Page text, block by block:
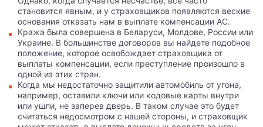
становится явным, и у страховщиков появляются веские
основания отказать нам в выплате компенсации AC.
Кража была совершена в Беларуси, Молдове, России или
Украине. В большинстве договоров вы найдете подобное
положение, которое освобождает страховщика от
выплаты компенсации, если преступление произошло в
одной из этих стран.
Когда мы недостаточно защитили автомобиль от угона,
например, оставили ключи или кодовые карты внутри
или ушли, не заперев дверь. В таком случае это будет
считаться недосмотром с нашей стороны, и страховщик